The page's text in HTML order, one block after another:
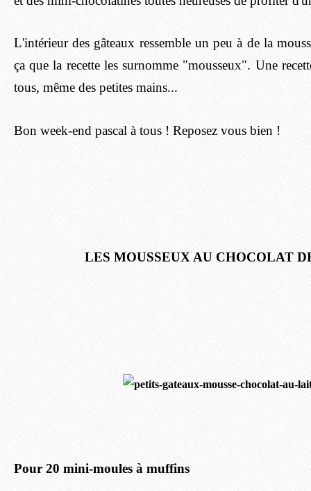
L'intérieur des gâteaux ressemble un peu à de la
ça que la recette les surnomme "mousseux". Une
tous, même des petites mains...
Bon week-end pascal à tous ! Reposez vous bien !
LES MOUSSEUX AU CHOCOLAT
Pour 20 mini-moules à muffins